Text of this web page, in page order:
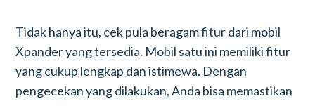
Tidak hanya itu, cek pula beragam fitur dari mobil
Xpander yang tersedia. Mobil satu ini memiliki fitur
yang cukup lengkap dan istimewa. Dengan
pengecekan yang dilakukan, Anda bisa memastikan